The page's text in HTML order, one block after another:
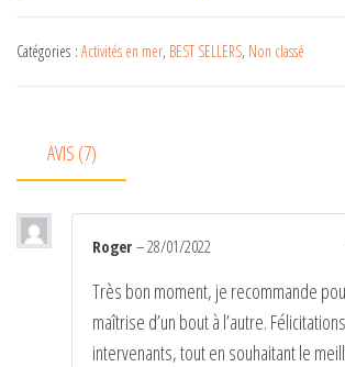
e
:
Catégories : Activités en mer, BEST SELLERS, Non classé
AVIS (7)
Roger–28/01/2022
Très bon moment, je recommande
maîtrise d’un bout à l’autre.
intervenants, tout en souhaitant le